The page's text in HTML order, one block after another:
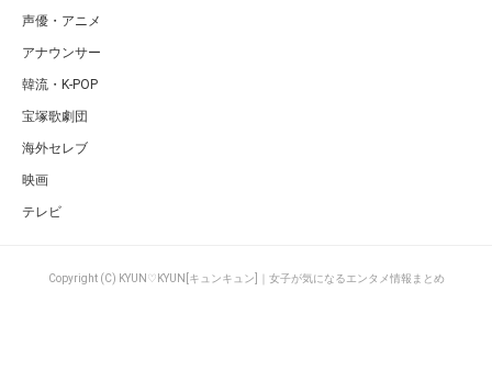
声優・アニメ
アナウンサー
韓流・K-POP
宝塚歌劇団
海外セレブ
映画
テレビ
Copyright (C) KYUN♡KYUN[キュンキュン]｜女子が気になるエンタメ情報まとめ